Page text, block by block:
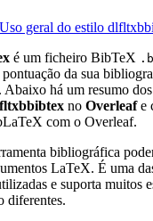
geral do estilo
é um ficheiro BibTeX
da sua
. Abaixo há um resumo
no Overleafe
com o Overleaf.
bibliográfica
LaTeX. É uma
e suporta muitos
diferentes.